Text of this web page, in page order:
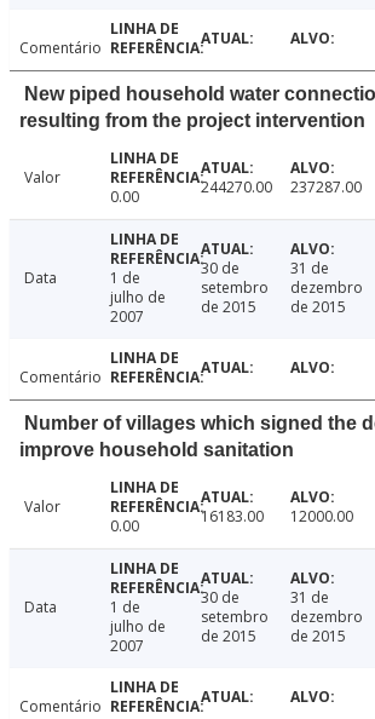
Comentário
New piped household water
resulting from the project intervention
Valor
0.00
244270.00 237287.00
Data
1 de
julho de
2007
30 de
setembro
de 2015
31 de
dezembro
de 2015
Comentário
Number of villages which signed the
improve household sanitation
Valor
0.00
16183.00 12000.00
Data
1 de
julho de
2007
30 de
setembro
de 2015
31 de
dezembro
de 2015
Comentário